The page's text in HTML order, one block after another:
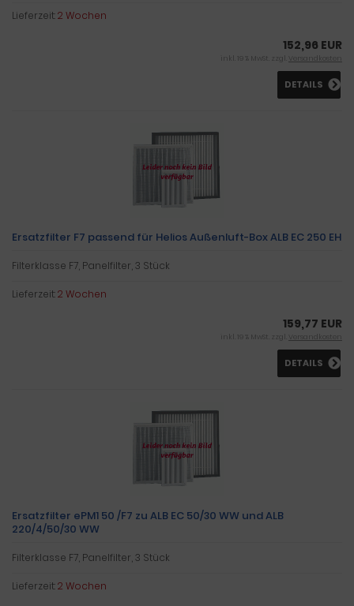
Lieferzeit:2 Wochen
152,96 EUR
inkl. 19 % MwSt. zzgl. Versandkosten
DETAILS
Ersatzfilter F7 passend für Helios Außenluft-Box ALB EC 250 EH
Filterklasse F7, Panelfilter, 3 Stück
Lieferzeit:2 Wochen
159,77 EUR
inkl. 19 % MwSt. zzgl. Versandkosten
DETAILS
Ersatzfilter ePM1 50 /F7 zu ALB EC 50/30 WW und ALB
220/4/50/30 WW
Filterklasse F7, Panelfilter, 3 Stück
Lieferzeit:2 Wochen